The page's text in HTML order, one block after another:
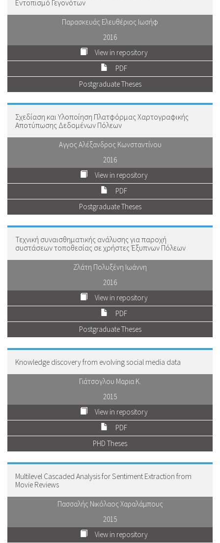
Εντοπισμό Γεγονότων
Παρασκευάς Ελευθέριος Ιωσήφ
2016
View in repository
PDF
Postgraduate Theses
Σχεδίαση και Υλοποίηση Πλατφόρμας Χαρτογραφικής
Αποτύπωσης Δεδομένων Πόλεων
Αγγος Αλέξανδρος Κωνσταντίνου
2016
View in repository
PDF
Postgraduate Theses
Τεχνική συναισθηματικής ανάλυσης για παροχή
συστάσεων τοποθεσίας σε χρήστες Έξυπνων Πόλεων
Ζλάτη Πολυξένη Ιωάννη
2016
View in repository
PDF
Postgraduate Theses
Knowledge discovery from evolving social media data
Γιάτσογλου Μαρια Κ.
2015
View in repository
PDF
PHD Theses
Multilevel Cascaded Analysis for Sentiment Extraction from
Movie Reviews
Πασσαλής Νικόλαος Χαραλάμπους
2015
View in repository